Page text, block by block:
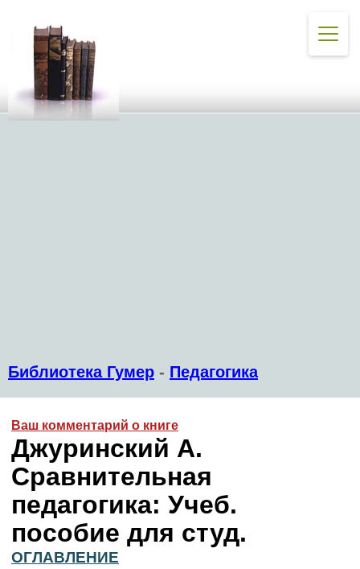
Библиотека Гумер - Педагогика
Ваш комментарий о книге
Джуринский А.
Сравнительная
педагогика: Учеб.
пособие для студ.
ОГЛАВЛЕНИЕ